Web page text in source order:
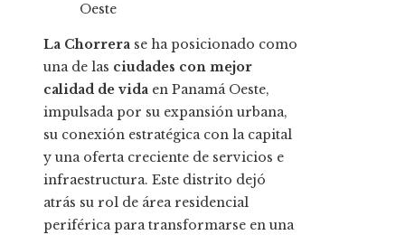
Oeste
La Chorrera se ha posicionado como
una de las ciudades con mejor
calidad de vida en Panamá Oeste,
impulsada por su expansión urbana,
su conexión estratégica con la capital
y una oferta creciente de servicios e
infraestructura. Este distrito dejó
atrás su rol de área residencial
periférica para transformarse en una